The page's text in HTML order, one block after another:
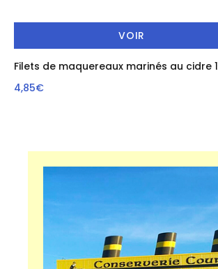
VOIR
Filets de maquereaux marinés au cidre
4,85€